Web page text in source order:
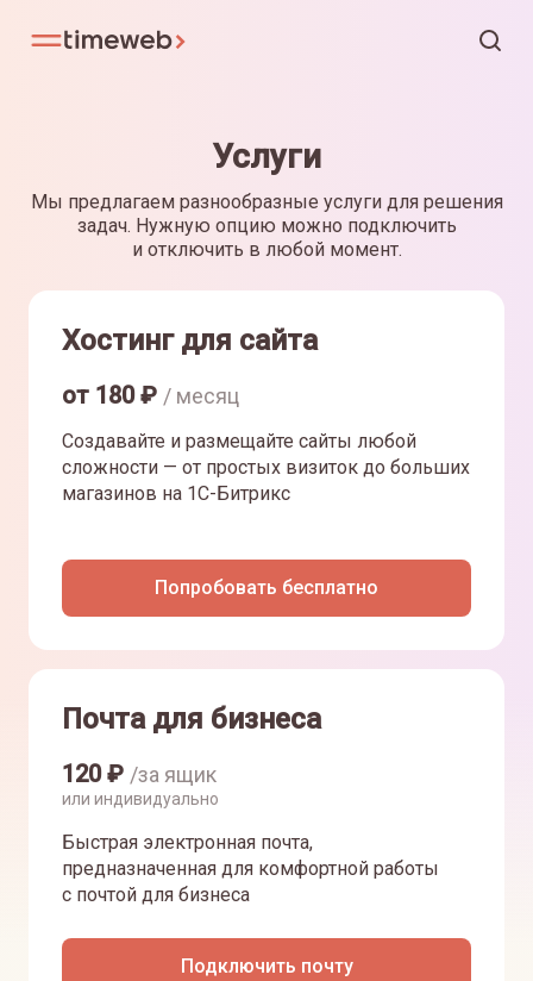
Услуги
Мы предлагаем разнообразные услуги для решения
задач. Нужную опцию можно подключить
и отключить в любой момент.
Хостинг для сайта
от 180₽ / месяц
Создавайте и размещайте сайты любой
сложности — от простых визиток до больших
магазинов на 1С-Битрикс
Попробовать бесплатно
Почта для бизнеса
120₽ /за ящик
или индивидуально
Быстрая электронная почта,
предназначенная для комфортной работы
с почтой для бизнеса
Подключить почту